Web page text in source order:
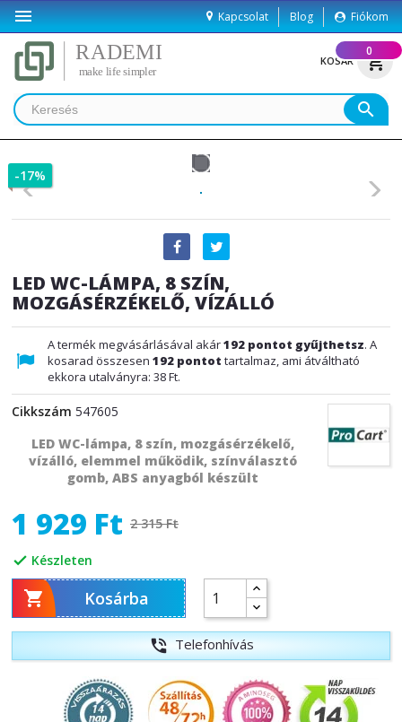
 Kapcsolat Blog Fiókom
KOSÁR shopping_cart
0
search
-17%
LED WC-LÁMPA, 8 SZÍN,
MOZGÁSÉRZÉKELŐ, VÍZÁLLÓ
A termék megvásárlásával akár192 pontot gyűjthetsz. A
kosarad összesen 192 pontot tartalmaz, ami átváltható
ekkora utalványra: 38 Ft.
Cikkszám 547605
LED WC-lámpa, 8 szín, mozgásérzékelő,
vízálló, elemmel működik, színválasztó
gomb, ABS anyagból készült
1 929 Ft 2 315 Ft
 Készleten
 Kosárba
phone_in_talk Telefonhívás